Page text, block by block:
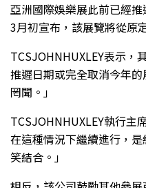
亞洲國際娛樂展此前已經
3月初宣布，該展覽將從原
TCSJOHNHUXLEY表示，
推遲日期或完全取消今年
罔聞。」
TCSJOHNHUXLEY執行
在這種情況下繼續進行，
笑結合。」